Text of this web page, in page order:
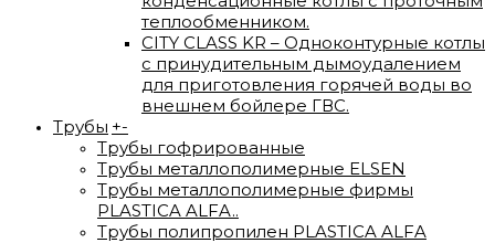
теплообменником.
CITY CLASS KR – Одноконтурные котлы
с принудительным дымоудалением
для приготовления горячей воды во
внешнем бойлере ГВС.
Трубы +-
Трубы гофрированные
Трубы металлополимерные ELSEN
Трубы металлополимерные фирмы
PLASTICA ALFA..
Трубы полипропилен PLASTICA ALFA